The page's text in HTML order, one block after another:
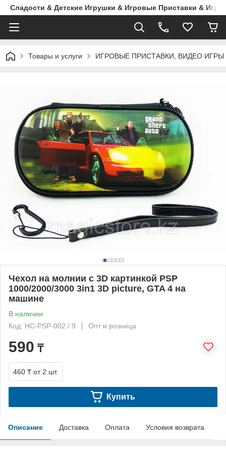
Сладости & Детские Игрушки & Игровые Приставки & Игры
Товары и услуги ИГРОВЫЕ ПРИСТАВКИ, ВИДЕО
Чехол на молнии с 3D картинкой PSP
1000/2000/3000 3in1 3D picture, GTA 4 на
машине
В наличии
Код: HC-PSP-002 / 9
Опт и розница
590 ₸
460 ₸ от 2 шт.
Купить
Описание Доставка Оплата Условия возврата